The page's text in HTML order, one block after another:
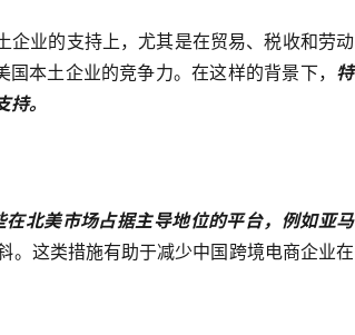
企业的支持上，尤其是在贸易、税收和劳动
本土企业的竞争力。在这样的背景下， 特
。
北美市场占据主导地位的平台，例如亚马
。这类措施有助于减少中国跨境电商企业在